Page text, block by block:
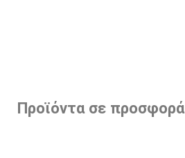
Προϊόντα σε προσφορά